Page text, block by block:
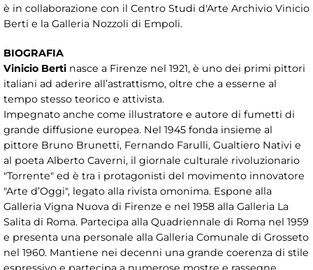
è in collaborazione con il Centro Studi d'Arte Archivio Vinicio
Berti e la Galleria Nozzoli di Empoli.
BIOGRAFIA
Vinicio Berti nasce a Firenze nel 1921, è uno dei primi pittori
italiani ad aderire all’astrattismo, oltre che a esserne al
tempo stesso teorico e attivista.
Impegnato anche come illustratore e autore di fumetti di
grande diffusione europea. Nel 1945 fonda insieme al
pittore Bruno Brunetti, Fernando Farulli, Gualtiero Nativi e
al poeta Alberto Caverni, il giornale culturale rivoluzionario
"Torrente" ed è tra i protagonisti del movimento innovatore
"Arte d’Oggi", legato alla rivista omonima. Espone alla
Galleria Vigna Nuova di Firenze e nel 1958 alla Galleria La
Salita di Roma. Partecipa alla Quadriennale di Roma nel 1959
e presenta una personale alla Galleria Comunale di Grosseto
nel 1960. Mantiene nei decenni una grande coerenza di stile